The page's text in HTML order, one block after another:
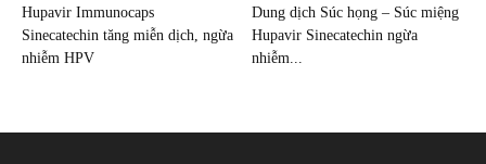
Hupavir Immunocaps
Sinecatechin tăng miễn dịch, ngừa
nhiễm HPV
Dung dịch Súc họng – Súc miệng
Hupavir Sinecatechin ngừa
nhiễm...